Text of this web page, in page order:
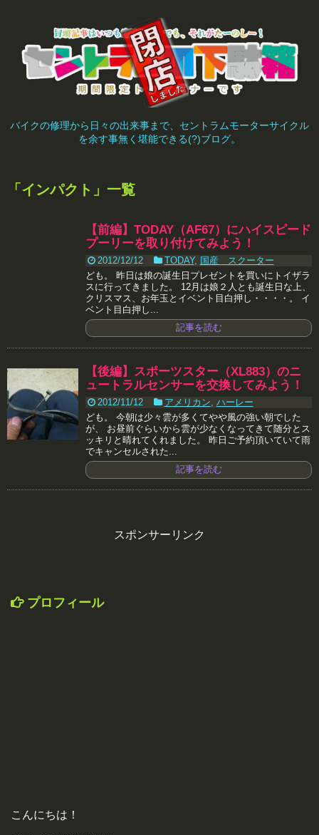
バイクの修理から日々の出来事まで、セントラムモーターサイクル
を余す事無く堪能できる(?)ブログ。
「 インパクト 」 一覧
【前編】TODAY（AF67）にハイスピード
プーリーを取り付けてみよう！
2012/12/12 TODAY, 国産 スクーター
ども。 昨日は娘の誕生日プレゼントを買いにトイザラ
スに行ってきました。 12月は娘２人とも誕生日な上、
クリスマス、お年玉とイベント目白押し・・・・。 イ
ベント目白押し...
記事を読む
【後編】スポーツスター（XL883）のニ
ュートラルセンサーを交換してみよう！
2012/11/12 アメリカン ハーレー
ども。 今朝は少々雲が多くてやや風の強い朝でした
が、 お昼前ぐらいから雲が少なくなってきて随分とス
ッキリと晴れてくれました。 昨日ご予約頂いていて雨
でキャンセルされた...
記事を読む
スポンサーリンク
プロフィール
こんにちは！